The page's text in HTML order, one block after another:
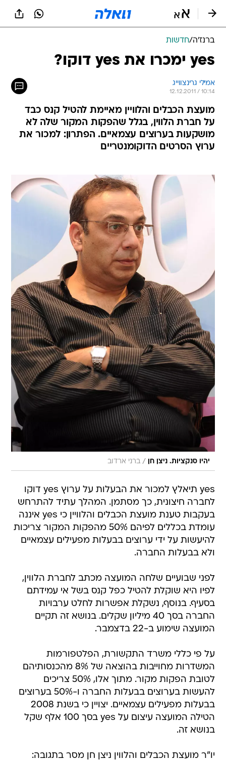
ברנז'ה/חדשות
yes ימכרו את yes דוקו?
אמילי גרינצווייג
12.12.2011 / 10:14
מועצת הכבלים והלוויין מאיימת להטיל קנס כבד
על חברת הלווין, בגלל שהפקות המקור שלה לא
מושקעות בערוצים עצמאיים. הפתרון: למכור את
ערוץ הסרטים הדוקומנטריים
יהיו סנקציות. ניצן חן / ברני ארדוב
yes תיאלץ למכור את הבעלות על ערוץ yes דוקו
לחברה חיצונית, כך מסתמן. המהלך עתיד להתרחש
בעקבות טענת מועצת הכבלים והלוויין כי yes איננה
עומדת בכללים לפיהם 50% מהפקות המקור צריכות
להיעשות על ידי ערוצים בבעלות מפעילים עצמאיים
ולא בבעלות החברה.
לפני שבועיים שלחה המועצה מכתב לחברת הלווין,
לפיו היא שוקלת להטיל כפל קנס בשל אי עמידתם
בסעיף. בנוסף, נשקלת אפשרות לחלט ערבויות
החברה בסך 40 מיליון שקלים. בנושא זה תקיים
המועצה שימוע ב-22 בדצמבר.
על פי כללי משרד התקשורת, הפלטפורמות
המשדרות מחוייבות בהוצאה של 8% מהכנסותיהם
לטובת הפקות מקור. מתוך אלו, 50% צריכים
להעשות בערוצים בבעלות החברה ו-50% בערוצים
בבעלות מפעילים עצמאיים. יצויין כי בשנת 2008
הטילה המועצה עיצום על yes בסך 100 אלף שקל
בנושא זה.
יו"ר מועצת הכבלים והלווין ניצן חן מסר בתגובה: